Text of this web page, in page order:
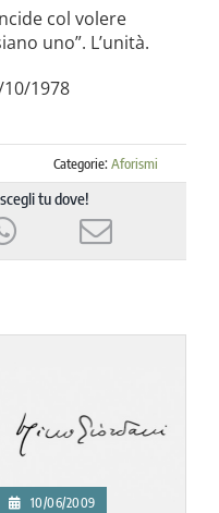
col volere
uno”. L’unità.
1978
Categorie:Aforismi
tu dove!
10/06/2009